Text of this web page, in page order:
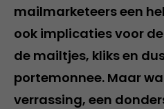
mailmarketeers een
ook implicaties voor
de mailtjes, kliks en
portemonnee. Maar
verrassing, een